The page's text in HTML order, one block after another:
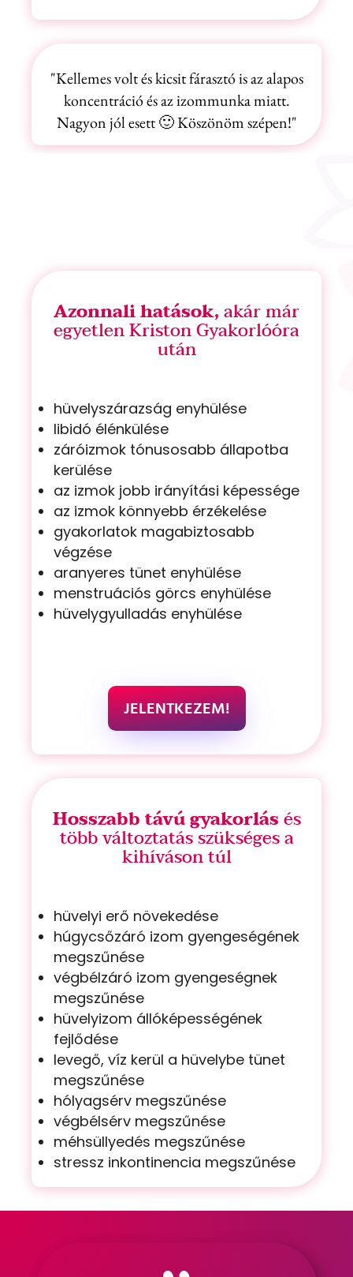
"Kellemes volt és kicsit fárasztó is az alapos
koncentráció és az izommunka miatt.
Nagyon jól esett 🙂 Köszönöm szépen!"
Azonnali hatások,akár már
egyetlen Kriston Gyakorlóóra
után
hüvelyszárazság enyhülése
libidó élénkülése
záróizmok tónusosabb állapotba
kerülése
az izmok jobb irányítási képessége
az izmok könnyebb érzékelése
gyakorlatok magabiztosabb
végzése
aranyeres tünet enyhülése
menstruációs görcs enyhülése
hüvelygyulladás enyhülése
JELENTKEZEM!
Hosszabb távú gyakorlásés
több változtatás szükséges a
kihíváson túl
hüvelyi erő növekedése
húgycsőzáró izom gyengeségének
megszűnése
végbélzáró izom gyengeségnek
megszűnése
hüvelyizom állóképességének
fejlődése
levegő, víz kerül a hüvelybe tünet
megszűnése
hólyagsérv megszűnése
végbélsérv megszűnése
méhsüllyedés megszűnése
stressz inkontinencia megszűnése